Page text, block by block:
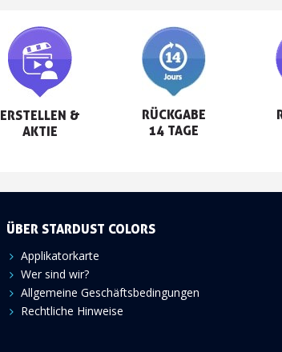
ERSTELLEN &
AKTIE
RÜCKGABE
14 TAGE
ÜBER STARDUST COLORS
Applikatorkarte
Wer sind wir?
Allgemeine Geschäftsbedingungen
Rechtliche Hinweise